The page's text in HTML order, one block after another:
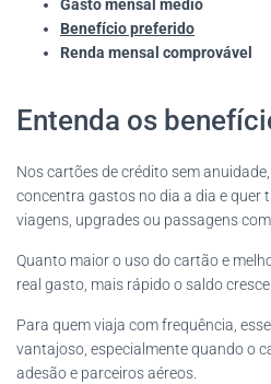
Gasto mensal médio
Benefício preferido
Renda mensal comprovável
Entenda os
Nos cartões de crédito sem anuidade,
concentra gastos no dia a dia e quer
viagens, upgrades ou passagens
Quanto maior o uso do cartão e
real gasto, mais rápido o saldo cresce.
Para quem viaja com frequência,
vantajoso, especialmente quando o
adesão e parceiros aéreos.